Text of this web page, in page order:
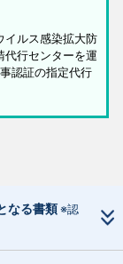
ルス感染拡大防
代行センターを運
認証の指定代行
なる書類※認